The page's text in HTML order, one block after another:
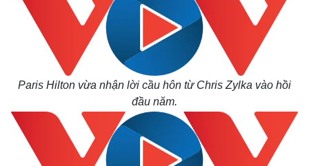
Quan sát
Hồ sơ
Multimedia
Video
Ảnh
E-Magazine
Infographic
Paris Hilton vừa nhận lời cầu hôn từ Chris Zylka vào hồi
đầu năm.